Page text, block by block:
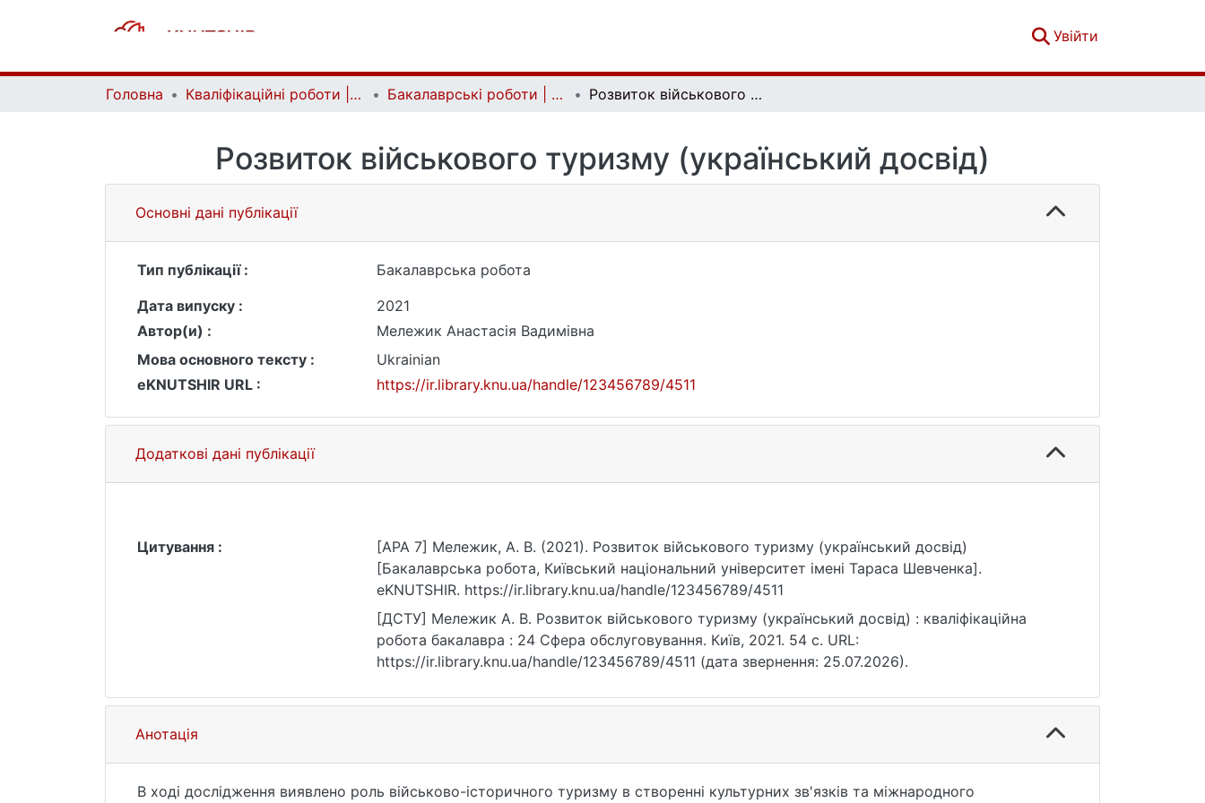
Увійти
Головна Кваліфікаційні роботи | Qualifying works Бакалаврські роботи | Bachelor theses Розвиток військового туризму (український досвід)
Розвиток військового туризму (український досвід)
Основні дані публікації
Тип публікації :
Бакалаврська робота
Дата випуску :
2021
Автор(и) :
Мележик Анастасія Вадимівна
Мова основного тексту :
Ukrainian
eKNUTSHIR URL :
https://ir.library.knu.ua/handle/123456789/4511
Додаткові дані публікації
Цитування :
[APA 7] Мележик, А. В. (2021). Розвиток військового туризму (український досвід)
[Бакалаврська робота, Київський національний університет імені Тараса Шевченка].
eKNUTSHIR. https://ir.library.knu.ua/handle/123456789/4511
[ДСТУ] Мележик А. В. Розвиток військового туризму (український досвід) : кваліфікаційна
робота бакалавра : 24 Сфера обслуговування. Київ, 2021. 54 с. URL:
https://ir.library.knu.ua/handle/123456789/4511 (дата звернення: 25.07.2026).
Анотація
В ході дослідження виявлено роль військово-історичного туризму в створенні культурних зв'язків та міжнародного